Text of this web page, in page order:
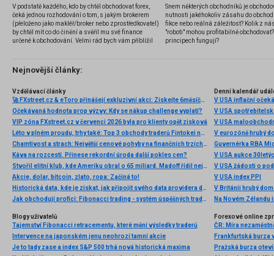
V podstatě každého, kdo by chtěl obchodovat forex,
čeká jednou rozhodování o tom, s jakým brokerem
(přeloženo jako makléř/broker nebo zprostředkovatel)
by chtěl mít co do činění a svěřil mu své finance
určené k obchodování. Velmi rád bych vám přiblížil
několik příkladů nejznámějších z nich.
Snem některých obchodníků je
nutnosti jakéhokoliv zásahu do
fikce nebo reálná záležitost? Kolik z
"roboti" mohou profitabilně
principech fungují?
Nejnovější články:
Vzdělávací články
🚀 FXstreet.cz & eToro přinášejí exkluzivní akci: Získejte 6měsíční členství ve VIP zóně ZDARMA
Očekávaná hodnota prop výzvy: Kdy se nákup challenge vyplatí?
VIP zóna FXstreet.cz v červenci 2026 byla pro klienty opět zisková
Léto v plném proudu, trhy také: Top 3 obchody traderů Fintokei na indexech a zlatě
Chamtivost a strach: Největší cenové pohyby na finančních trzích (červenec 2026)
Káva na rozcestí. Přinese rekordní úroda další pokles cen?
Stvořil elitní klub, kde Ameriku obral o 65 miliard. Madoff řídil největší Ponzi dějin
Akcie, dolar, bitcoin, zlato, ropa: Začíná to!
Historická data, kde je získat, jak připojit svého data providera do MultiCharts a proč je budeme potřebovat? (4. díl)
Jak obchodují profíci: Fibonacci trading - systém úspěšných traderů
Denní kalendář
V USA inflační
V USA
V USA
V eurozóně hrubý
Guvernérka RBA
V USA aukce
V USA žádosti o
V USA index PPI
V Británii hrubý
Na Novém Zélandu
Blogy uživatelů
Tajemství Fibonacci retracementu, které mění výsledky traderů
Intervence na japonském jenu neohrozí tamní akcie
Je to tady zase a index S&P 500 trhá nová historická maxima
Forexové online
Frankfurtská burza
Pražská burza